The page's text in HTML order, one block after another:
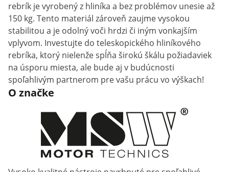
rebrík je vyrobený z hliníka a bez problémov unesie až
150 kg. Tento materiál zároveň zaujme vysokou
stabilitou a je odolný voči hrdzi či iným vonkajším
vplyvom. Investujte do teleskopického hliníkového
rebríka, ktorý nielenže spĺňa širokú škálu požiadaviek
na úsporu miesta, ale bude aj v budúcnosti
spoľahlivým partnerom pre vašu prácu vo výškach!
O značke